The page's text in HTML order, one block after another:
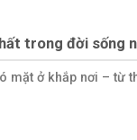
trong đời sống
mặt ở khắp nơi – từ